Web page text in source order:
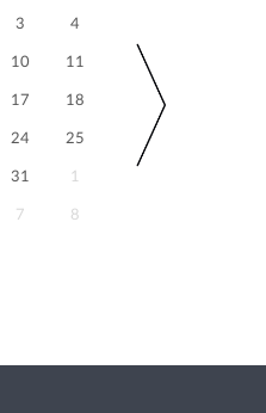
3 4
10 11
17 18
24 25
31 1
7 8